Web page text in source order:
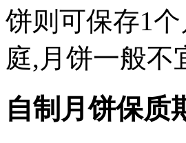
饼则可保存1
庭,月饼一般不
自制月饼保质